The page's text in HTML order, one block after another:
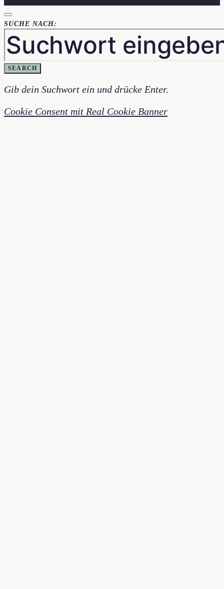
SUCHE NACH:
SEARCH
Gib dein Suchwort ein und drücke Enter.
Cookie Consent mit Real Cookie Banner